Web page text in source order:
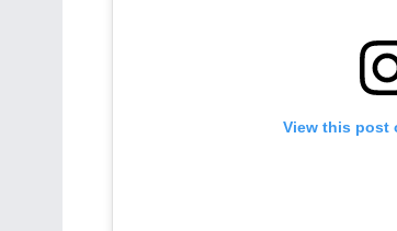
View this post